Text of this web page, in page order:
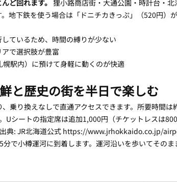
ど回れます。 狸小路商店街・大通公園・時計台・
地下鉄を使う場合は「ドニチカきっぷ」（520円）
ているため、時間の縛りが少ない
で選択肢が豊富
駅内）に預けて身軽に動くのが快適
と歴史の街を半日で楽しむ
乗り換えなしで直通アクセスできます。所要時間
Uシートの指定席は追加1,000円（チケットレスは
典: JR北海道公式 https://www.jrhokkaido.co.jp/
で小樽運河に到着します。運河沿いを歩いてその